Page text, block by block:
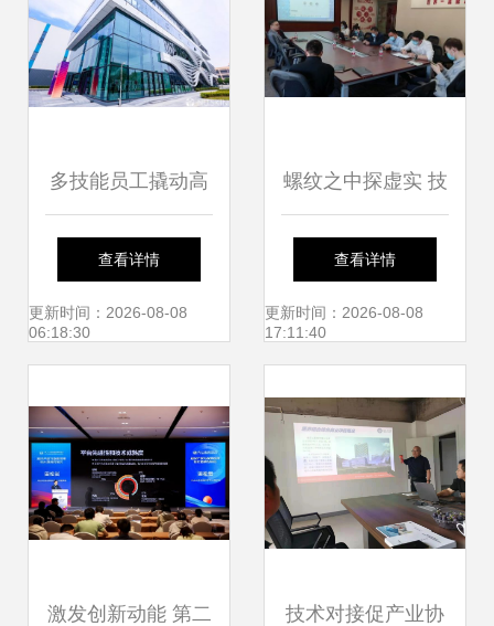
场成功举行
多技能员工撬动高
产智能制造 如新工
厂如何以人为本、
发与咨询协同赋能
查看详情
更新时间：2026-08-08
06:18:30
螺纹之中探虚实 技
术交流会助力螺栓
轴向应力监测协同
查看详情
更新时间：2026-08-08
17:11:40
激发创新动能 第二 技术对接促产业协